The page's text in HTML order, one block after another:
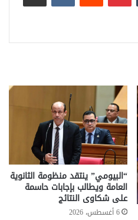
“البيومي” ينتقد منظومة الثانوية
العامة ويطالب بإجابات حاسمة
على شكاوى النتائج
6 أغسطس، 2026